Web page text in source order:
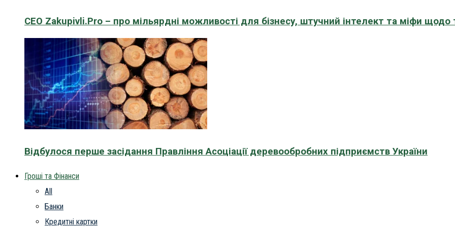
CEO Zakupivli.Pro – про мільярдні можливості для бізнесу, штучний інтелект та міфи щодо
Відбулося перше засідання Правління Асоціації деревообробних підприємств України
Гроші та Фінанси
All
Банки
Кредитні картки